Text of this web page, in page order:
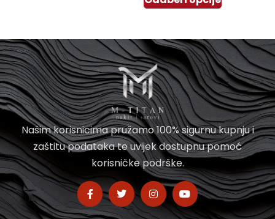
Našim korisnicima pružamo 100% sigurnu kupnju i
zaštitu podataka te uvijek dostupnu pomoć
korisničke podrške.